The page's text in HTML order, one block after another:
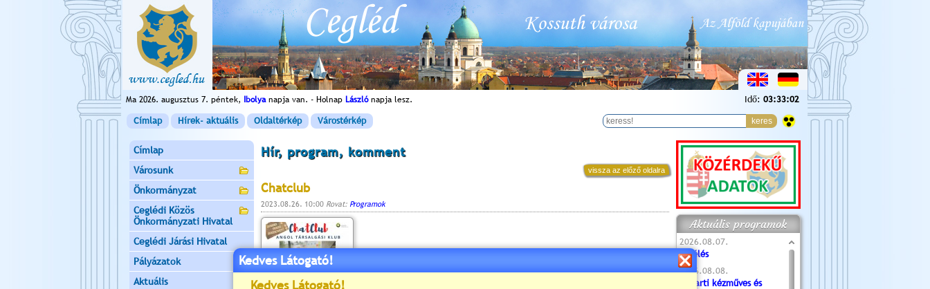
Ma 2026. augusztus 7. péntek, Ibolyanapja van. - Holnap Lászlónapja lesz. Idő: 03:33:03
Címlap Hírek- aktuális Oldaltérkép Várostérkép
Címlap
Városunk
Önkormányzat
Ceglédi Közös
Önkormányzati Hivatal
Ceglédi Járási Hivatal
Pályázatok
Aktuális
Hír, program, komment
vissza az előző oldalra
Chatclub
2023.08.26. 10:00 Rovat: Programok
Aktuális programok
2026.08.07.
Túlélés
2026.08.08.
Tóparti kézműves és
Kedves Látogató!